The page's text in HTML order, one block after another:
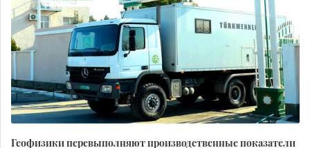
Геофизики перевыполняют производственные показатели